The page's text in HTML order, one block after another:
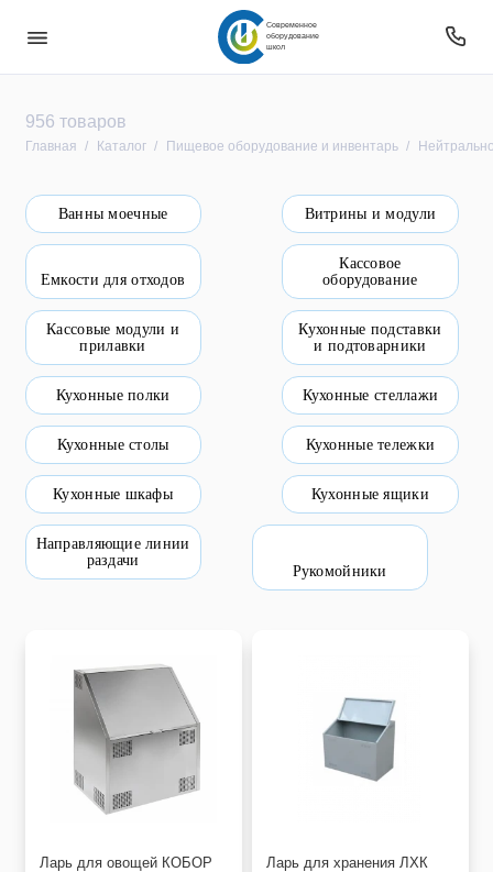
Современное
оборудование
школ
956 товаров
Главная Каталог Пищевое оборудование и инвентарь
Безопасность
Интерактивное оборудование
Компьютерное и цифровое оборудование
Оборудование
Оборудование для овз
Оборудование уличное и для прилегающей
территории
Пищевое оборудование и инвентарь
Робототехника
Фото, видео и аксессуары
Цифровые лаборатории
Ванны моечные Витрины и модули
Емкости для отходов
Кассовое
оборудование
Кассовые модули и
прилавки
Кухонные подставки
и подтоварники
Кухонные полки Кухонные стеллажи
Кухонные столы Кухонные тележки
Кухонные шкафы Кухонные ящики
Направляющие линии
раздачи
Рукомойники
Ларь для овощей КОБОР
Ларь для хранения ЛХК